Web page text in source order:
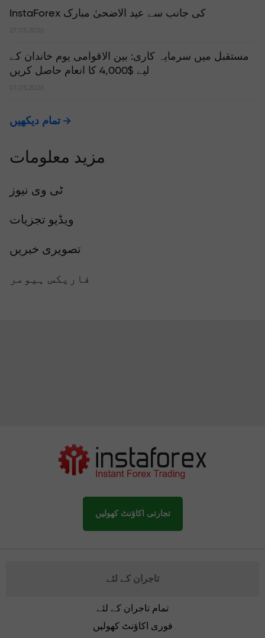
InstaForex کی جانب سے عید الاضحیٰ مبارک
27.05.2026
مستقبل میں سرمایہ کاری: بین الاقوامی یوم خاندان کے
لیے $4,000 کا انعام حاصل کریں
01.05.2026
تمام دیکھیں
مزید معلومات
ٹی وی نیوز
ویڈیو تجزیات
تصویری خبریں
فاریکس ہیومر
تجارتی اکاؤنٹ کھولیں
تاجران کے لئے
تمام تاجران کے لئے
فوری اکاؤنٹ کھولیں